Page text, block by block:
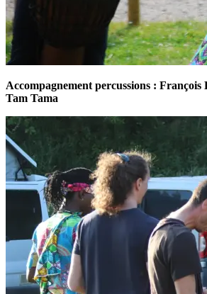
Accompagnement percussions : François
Tam Tama